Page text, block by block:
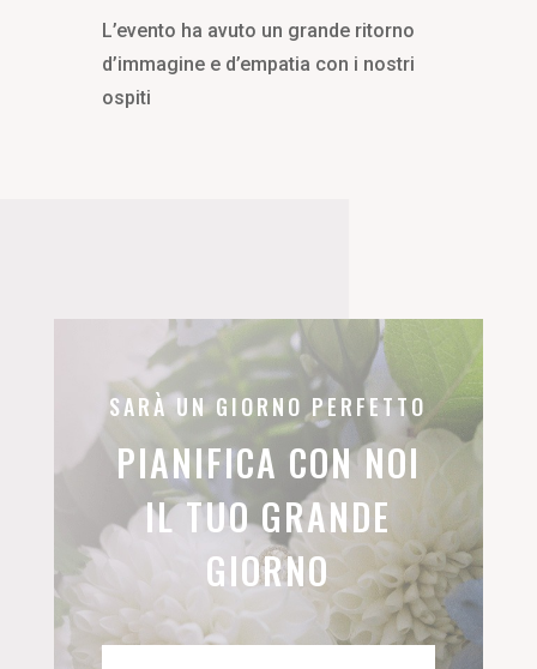
L’evento ha avuto un grande ritorno
d’immagine e d’empatia con i nostri
ospiti
SARÀ UN GIORNO PERFETTO
PIANIFICA CON NOI
IL TUO GRANDE
GIORNO